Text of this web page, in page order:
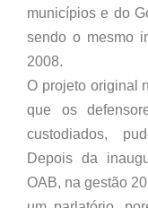
municípios e do
sendo o mesmo
2008.
O projeto original
que os
custodiados,
Depois da
OAB, na gestão